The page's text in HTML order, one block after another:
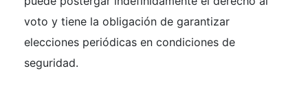
voto y tiene la obligación de garantizar
elecciones periódicas en condiciones de
seguridad.